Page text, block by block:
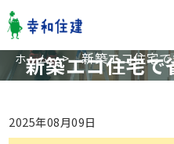
新築エコ住宅で
ホーム > 新築エコ住宅
2025年08月09日